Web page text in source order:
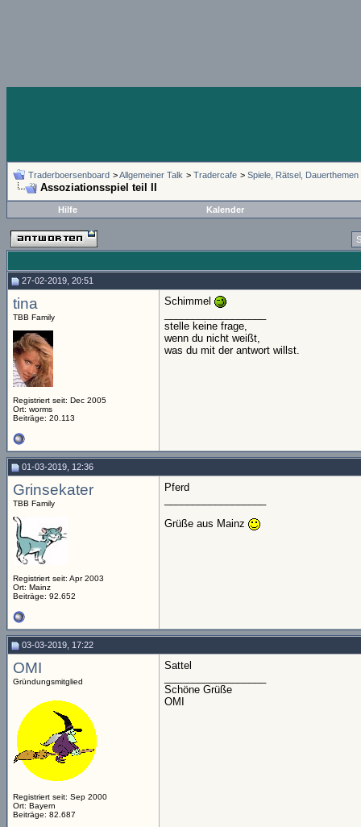
Traderboersenboard >Allgemeiner Talk > Tradercafe > Spiele, Rätsel, Dauerthemen
Assoziationsspiel teil II
Hilfe Kalender
27-02-2019, 20:51
tina
TBB Family
Registriert seit: Dec 2005
Ort: worms
Beiträge: 20.113
Schimmel
stelle keine frage,
wenn du nicht weißt,
was du mit der antwort willst.
01-03-2019, 12:36
Grinsekater
TBB Family
Registriert seit: Apr 2003
Ort: Mainz
Beiträge: 92.652
Pferd
Grüße aus Mainz
03-03-2019, 17:22
OMI
Gründungsmitglied
Registriert seit: Sep 2000
Ort: Bayern
Beiträge: 82.687
Sattel
Schöne Grüße
OMI